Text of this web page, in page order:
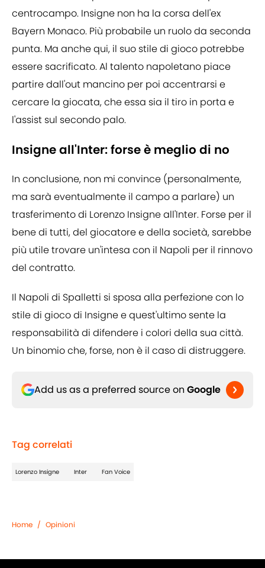
centrocampo. Insigne non ha la corsa dell'ex
Bayern Monaco. Più probabile un ruolo da seconda
punta. Ma anche qui, il suo stile di gioco potrebbe
essere sacrificato. Al talento napoletano piace
partire dall'out mancino per poi accentrarsi e
cercare la giocata, che essa sia il tiro in porta e
l'assist sul secondo palo.
Insigne all'Inter: forse è meglio di no
In conclusione, non mi convince (personalmente,
ma sarà eventualmente il campo a parlare) un
trasferimento di Lorenzo Insigne all'Inter. Forse per il
bene di tutti, del giocatore e della società, sarebbe
più utile trovare un'intesa con il Napoli per il rinnovo
del contratto.
Il Napoli di Spalletti si sposa alla perfezione con lo
stile di gioco di Insigne e quest'ultimo sente la
responsabilità di difendere i colori della sua città.
Un binomio che, forse, non è il caso di distruggere.
Add us as a preferred source on Google
Tag correlati
Lorenzo Insigne Inter Fan Voice
Home / Opinioni